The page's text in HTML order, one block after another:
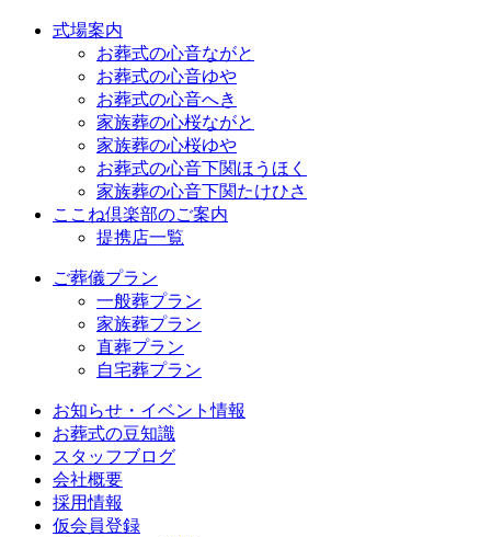
式場案内
お葬式の心音ながと
お葬式の心音ゆや
お葬式の心音へき
家族葬の心桜ながと
家族葬の心桜ゆや
お葬式の心音下関ほうほく
家族葬の心音下関たけひさ
ここね倶楽部のご案内
提携店一覧
ご葬儀プラン
一般葬プラン
家族葬プラン
直葬プラン
自宅葬プラン
お知らせ・イベント情報
お葬式の豆知識
スタッフブログ
会社概要
採用情報
仮会員登録